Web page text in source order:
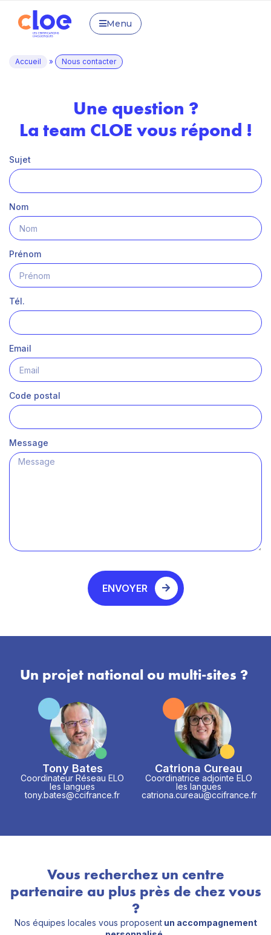
Menu
Accueil » Nous contacter
Une question ?
La team CLOE vous répond !
Sujet
Nom
Prénom
Tél.
Email
Code postal
Message
ENVOYER
Un projet national ou multi-sites ?
Tony Bates
Coordinateur Réseau ELO
les langues
tony.bates@ccifrance.fr
Catriona Cureau
Coordinatrice adjointe ELO
les langues
catriona.cureau@ccifrance.fr
Vous recherchez un centre
partenaire au plus près de chez vous
?
Nos équipes locales vous proposentun accompagnement